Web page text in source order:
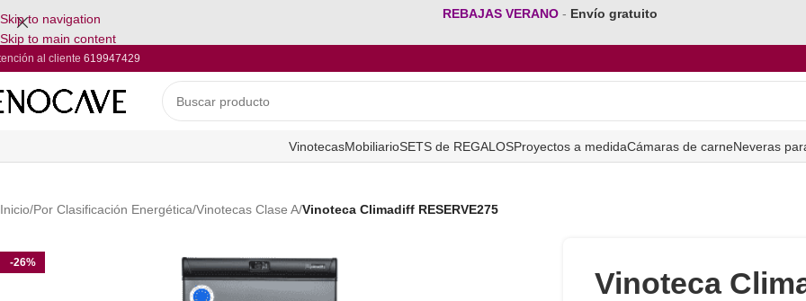
Skip to navigation
Skip to main content
REBAJAS VERANO - Envío gratuito
al cliente 619947429
VinotecasMobiliarioSETS de REGALOSProyectos a medidaCámaras de carneNeveras
Inicio/Por Clasificación Energética/Vinotecas Clase A/Vinoteca Climadiff RESERVE275
-26%
Vinoteca